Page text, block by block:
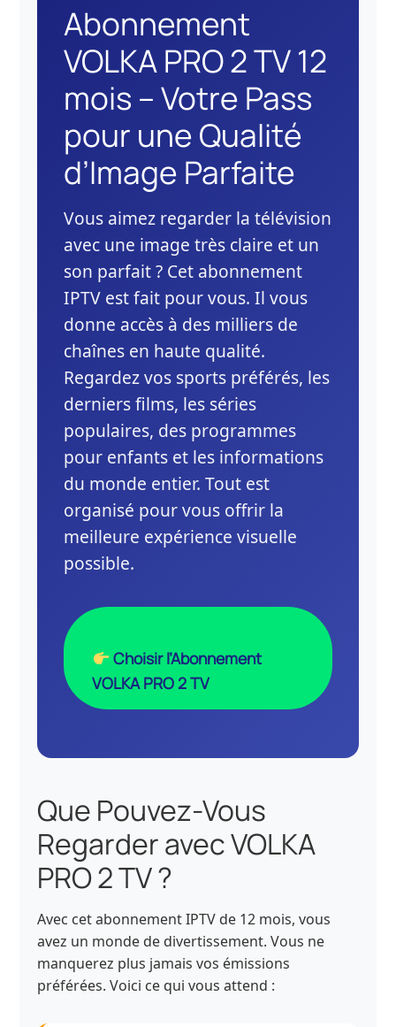
Abonnement
VOLKA PRO 2 TV 12
mois – Votre Pass
pour une Qualité
d’Image Parfaite
Vous aimez regarder la télévision
avec une image très claire et un
son parfait ? Cet abonnement
IPTV est fait pour vous. Il vous
donne accès à des milliers de
chaînes en haute qualité.
Regardez vos sports préférés, les
derniers films, les séries
populaires, des programmes
pour enfants et les informations
du monde entier. Tout est
organisé pour vous offrir la
meilleure expérience visuelle
possible.
Choisir l’Abonnement
VOLKA PRO 2 TV
Que Pouvez-Vous
Regarder avec VOLKA
PRO 2 TV ?
Avec cet abonnement IPTV de 12 mois, vous
avez un monde de divertissement. Vous ne
manquerez plus jamais vos émissions
préférées. Voici ce qui vous attend :